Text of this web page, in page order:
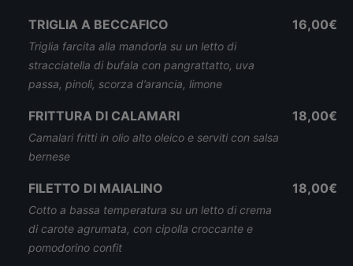
TRIGLIA A BECCAFICO
Triglia farcita alla mandorla su un letto di
stracciatella di bufala con pangrattatto, uva
passa, pinoli, scorza d’arancia, limone
16,00€
FRITTURA DI CALAMARI
Camalari fritti in olio alto oleico e serviti con salsa
bernese
18,00€
FILETTO DI MAIALINO
Cotto a bassa temperatura su un letto di crema
di carote agrumata, con cipolla croccante e
pomodorino confit
18,00€